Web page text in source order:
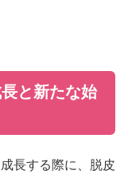
と新たな始
長する際に、脱皮